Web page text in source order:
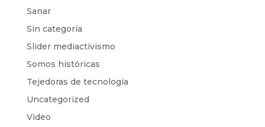
Sanar
Sin categoría
Slider mediactivismo
Somos históricas
Tejedoras de tecnología
Uncategorized
Video